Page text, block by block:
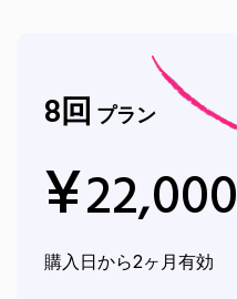
8回 プラン
¥22,000
購入日から2ヶ月有効